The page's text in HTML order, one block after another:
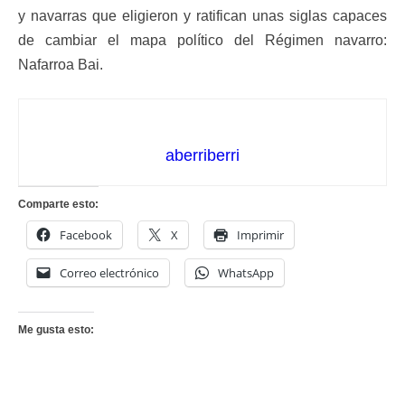
y navarras que eligieron y ratifican unas siglas capaces
de cambiar el mapa político del Régimen navarro:
Nafarroa Bai.
aberriberri
Comparte esto:
Facebook X Imprimir
Correo electrónico WhatsApp
Me gusta esto: